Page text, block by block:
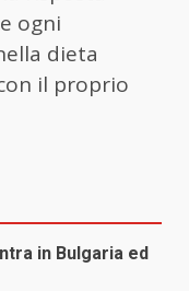
ogni
dieta
il proprio
in Bulgaria ed